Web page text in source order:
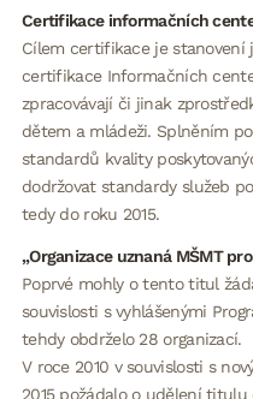
Certifikace informačních
Cílem certifikace je
certifikace Informačních
zpracovávají či jinak
dětem a mládeži. Splněním
standardů kvality
dodržovat standardy služeb
tedy do roku 2015.
„Organizace uznaná MŠMT
Poprvé mohly o tento titul
souvislosti s vyhlášenými
tehdy obdrželo 28 organizací.
V roce 2010 v souvislosti s
2015 požádalo o udělení